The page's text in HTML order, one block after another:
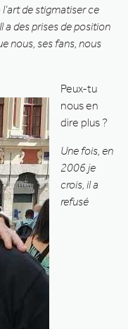
de stigmatiser ce
a des prises de position
nous, ses fans, nous
Peux-tu
nous en
dire plus ?
Une fois, en
2006 je
crois, il a
refusé